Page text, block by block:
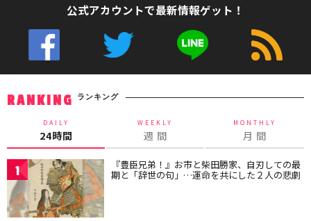
公式アカウントで最新情報ゲット！
RANKING ランキング
DAILY
24時間
WEEKLY
週 間
MONTHLY
月 間
1 『豊臣兄弟！』お市と柴田勝家、自刃しての最
期と「辞世の句」…運命を共にした２人の悲劇